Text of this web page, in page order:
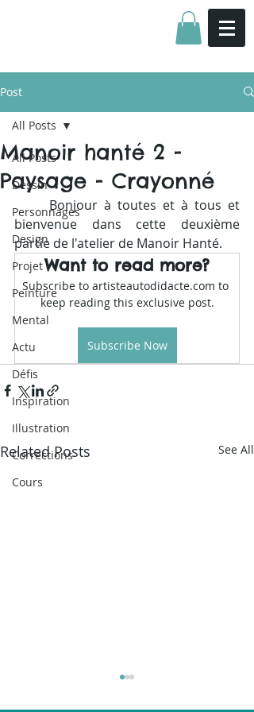
Post
All Posts
Dessin
Personnages
Design
Projet
Peinture
Mental
Actu
Défis
Inspiration
Illustration
Corrections
Cours
All Posts
Manoir hanté 2 -
Paysage - Crayonné
	Bonjour à toutes et à tous et
bienvenue dans cette deuxième
partie de l'atelier de Manoir Hanté.
Want to read more?
Subscribe to artisteautodidacte.com to
keep reading this exclusive post.
Subscribe Now
Related Posts See All